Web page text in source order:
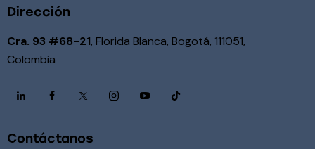
Dirección
Cra. 93 #68-21, Florida Blanca, Bogotá, 111051,
Colombia
Contáctanos